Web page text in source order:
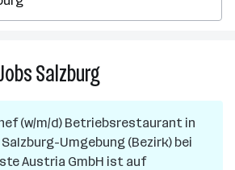
Salzburg17
Küchenchef
in
Salzburg
(w/m/d) Betriebsrestaurant in
Umgebung (Bezirk) bei
Austria GmbH ist auf